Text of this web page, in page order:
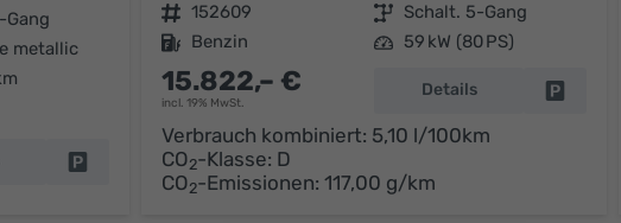
Gang
metallic
Fahrzeug parken
Fahrzeugnr. 152609 Getriebe Schalt. 5-Gang
Kraftstoff Benzin Leistung 59 kW (80 PS)
15.822,– €
incl. 19% MwSt.
Details
Verbrauch kombiniert: 5,10 l/100km
CO2-Klasse: D
CO2-Emissionen: 117,00 g/km